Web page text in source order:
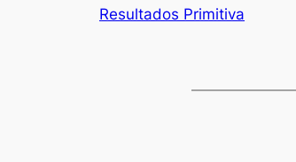
Resultados Primitiva